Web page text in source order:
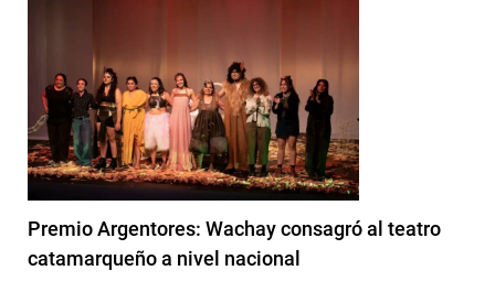
Premio Argentores: Wachay consagró al teatro
catamarqueño a nivel nacional